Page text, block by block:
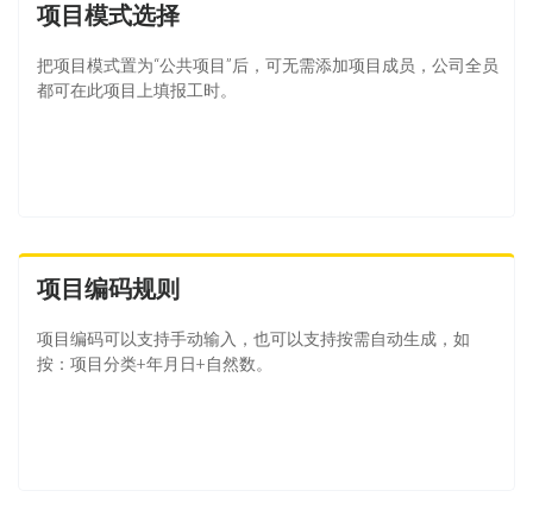
项目模式选择
把项目模式置为“公共项目”后，可无需添加项目成员，公司全员
都可在此项目上填报工时。
项目编码规则
项目编码可以支持手动输入，也可以支持按需自动生成，如
按：项目分类+年月日+自然数。